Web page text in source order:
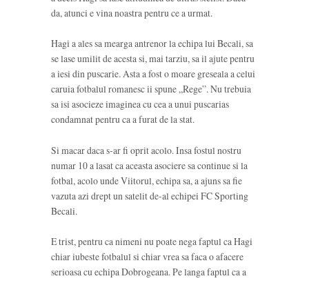
da, atunci e vina noastra pentru ce a urmat.
Hagi a ales sa mearga antrenor la echipa lui Becali, sa
se lase umilit de acesta si, mai tarziu, sa il ajute pentru
a iesi din puscarie. Asta a fost o moare greseala a celui
caruia fotbalul romanesc ii spune „Rege”. Nu trebuia
sa isi asocieze imaginea cu cea a unui puscarias
condamnat pentru ca a furat de la stat.
Si macar daca s-ar fi oprit acolo. Insa fostul nostru
numar 10 a lasat ca aceasta asociere sa continue si la
fotbal, acolo unde Viitorul, echipa sa, a ajuns sa fie
vazuta azi drept un satelit de-al echipei FC Sporting
Becali.
E trist, pentru ca nimeni nu poate nega faptul ca Hagi
chiar iubeste fotbalul si chiar vrea sa faca o afacere
serioasa cu echipa Dobrogeana. Pe langa faptul ca a